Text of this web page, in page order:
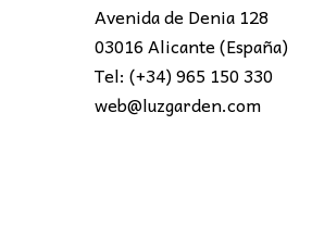
Avenida de Denia 128
03016 Alicante (España)
Tel: (+34) 965 150 330
web@luzgarden.com